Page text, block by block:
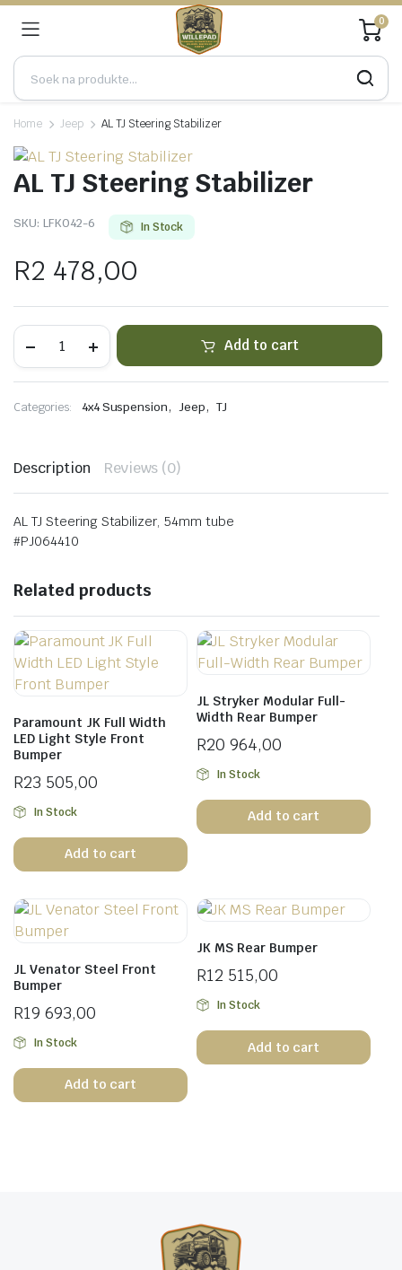
0
Home Jeep AL TJ Steering Stabilizer
AL TJ Steering Stabilizer
SKU: LFK042-6 In Stock
R2 478,00
Stabilizer
Add to cart
Categories: 4x4 Suspension, Jeep, TJ
Description Reviews (0)
AL TJ Steering Stabilizer, 54mm tube
#PJ064410
Related products
Paramount JK Full Width
LED Light Style Front
Bumper
R23 505,00
In Stock
Add to cart
JL Stryker Modular Full-
Width Rear Bumper
R20 964,00
In Stock
Add to cart
JL Venator Steel Front
Bumper
R19 693,00
In Stock
Add to cart
JK MS Rear Bumper
R12 515,00
In Stock
Add to cart